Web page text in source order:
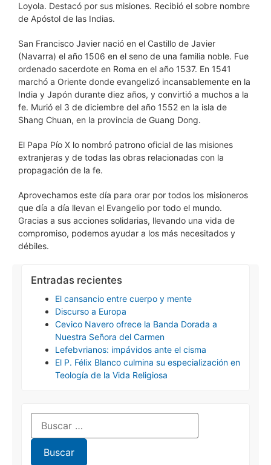
Loyola. Destacó por sus misiones. Recibió el sobre nombre
de Apóstol de las Indias.
San Francisco Javier nació en el Castillo de Javier
(Navarra) el año 1506 en el seno de una familia noble. Fue
ordenado sacerdote en Roma en el año 1537. En 1541
marchó a Oriente donde evangelizó incansablemente en la
India y Japón durante diez años, y convirtió a muchos a la
fe. Murió el 3 de diciembre del año 1552 en la isla de
Shang Chuan, en la provincia de Guang Dong.
El Papa Pío X lo nombró patrono oficial de las misiones
extranjeras y de todas las obras relacionadas con la
propagación de la fe.
Aprovechamos este día para orar por todos los misioneros
que día a día llevan el Evangelio por todo el mundo.
Gracias a sus acciones solidarias, llevando una vida de
compromiso, podemos ayudar a los más necesitados y
débiles.
Entradas recientes
El cansancio entre cuerpo y mente
Discurso a Europa
Cevico Navero ofrece la Banda Dorada a
Nuestra Señora del Carmen
Lefebvrianos: impávidos ante el cisma
El P. Félix Blanco culmina su especialización en
Teología de la Vida Religiosa